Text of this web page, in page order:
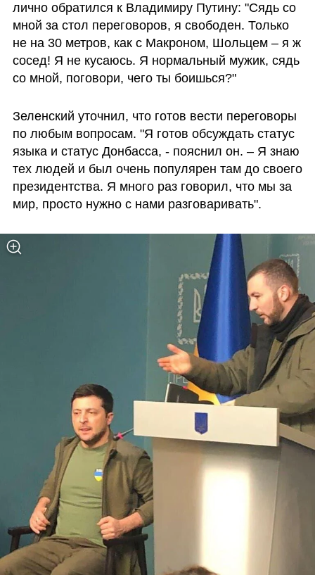
лично обратился к Владимиру Путину: "Сядь со
мной за стол переговоров, я свободен. Только
не на 30 метров, как с Макроном, Шольцем – я ж
сосед! Я не кусаюсь. Я нормальный мужик, сядь
со мной, поговори, чего ты боишься?"
Зеленский уточнил, что готов вести переговоры
по любым вопросам. "Я готов обсуждать статус
языка и статус Донбасса, - пояснил он. – Я знаю
тех людей и был очень популярен там до своего
президентства. Я много раз говорил, что мы за
мир, просто нужно с нами разговаривать".